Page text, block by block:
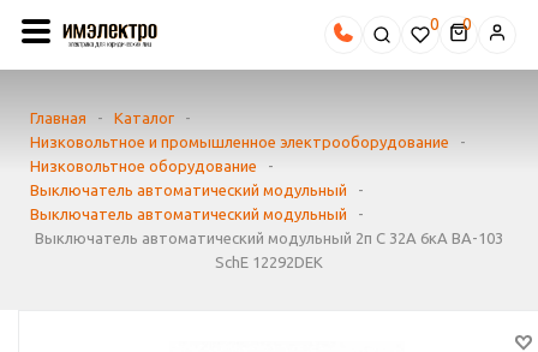
0
Главная - Каталог
-
Низковольтное и промышленное электрооборудование
-
Низковольтное оборудование
-
Выключатель автоматический модульный
-
Выключатель автоматический модульный
-
Выключатель автоматический модульный 2п C 32А 6кА ВА-103
SchE 12292DEK